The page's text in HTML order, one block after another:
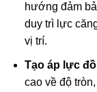
hướng đảm
duy trì lực
vị trí.
Tạo áp lực
cao về độ